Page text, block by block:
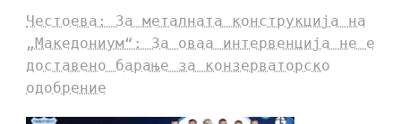
Честоева: За металната конструкција на
„Македониум“: За оваа интервенција не е
доставено барање за конзерваторско
одобрение